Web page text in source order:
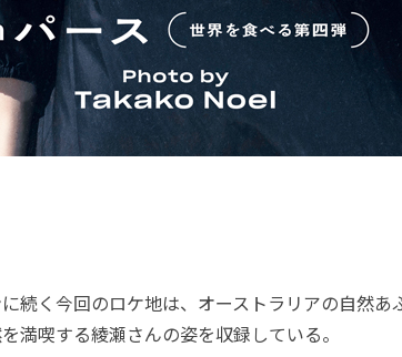
続く今回のロケ地は、オーストラリアの自然あ
満喫する綾瀬さんの姿を収録している。